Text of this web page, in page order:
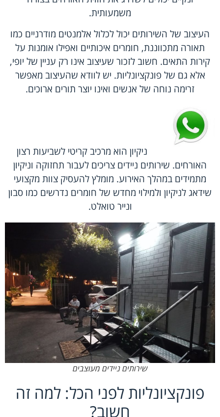
משמעותית.
העיצוב של השירותים יכול לכלול אלמנטים מודרניים כמו
תאורה מתכווננת, חומרים איכותיים ואפילו אומנות על
קירות התאים. חשוב לזכור שעיצוב אינו רק עניין של יופי,
אלא גם של פונקציונליות. יש לוודא שהעיצוב מאפשר
זרימה נוחה של אנשים ואינו יוצר תורים ארוכים.
ניקיון הוא מרכיב קריטי לשביעות רצון
האורחים. שירותים ניידים צריכים לעבור תחזוקה וניקיון
מתמידים במהלך האירוע. מומלץ להעסיק צוות מקצועי
שידאג לניקיון ולמילוי מחדש של חומרים נדרשים כמו סבון
ונייר טואלט.
שירותים ניידים מעוצבים
פונקציונליות לפני הכל: למה זה
חשוב?